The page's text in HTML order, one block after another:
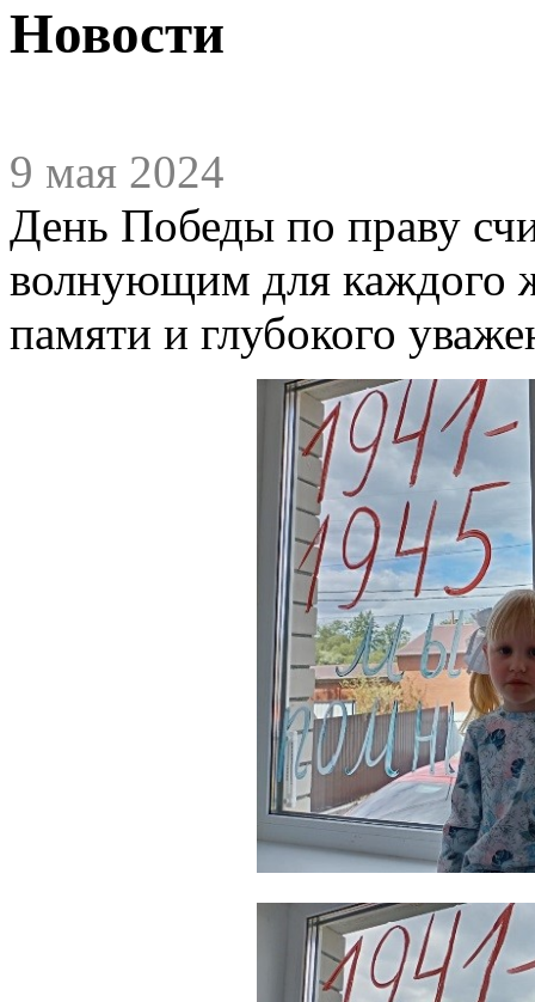
Новости
9 мая 2024
День Победы по праву
волнующим для каждого
памяти и глубокого